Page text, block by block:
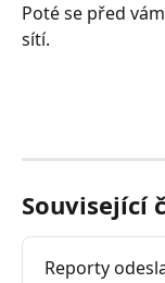
Poté se před
sítí.
Související
Reporty